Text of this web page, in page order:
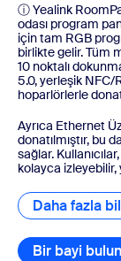
ⓘ Yealink
odası program
için tam RGB
birlikte gelir. Tüm
10 noktalı
5.0, yerleşik NFC/
hoparlörlerle
Ayrıca Ethernet
donatılmıştır, bu
sağlar.
kolayca
Daha fazla
Bir bayi bulun